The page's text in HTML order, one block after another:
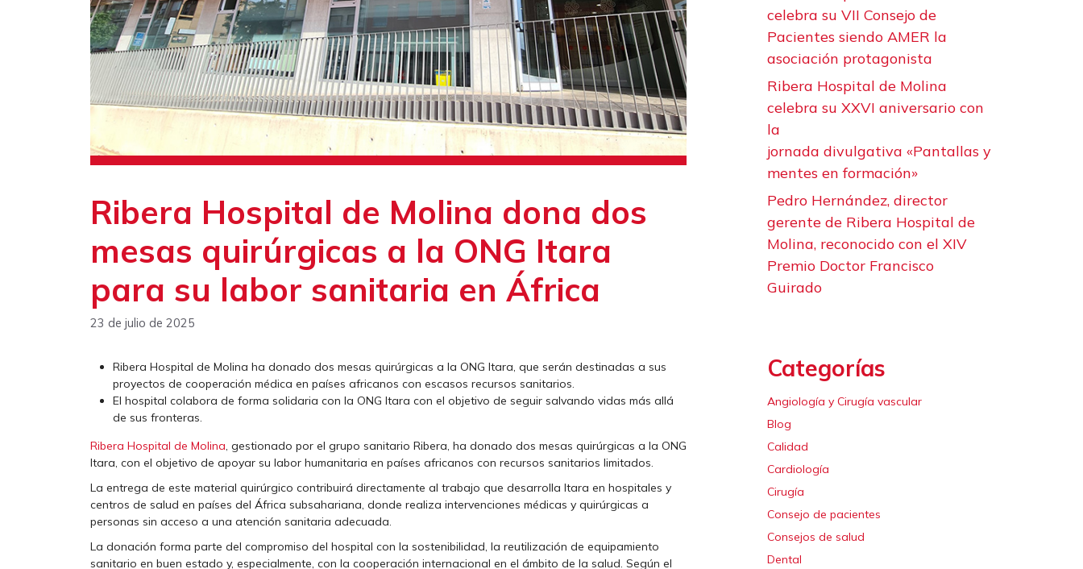
Ribera Hospital de Molina dona dos
mesas quirúrgicas a la ONG Itara
para su labor sanitaria en África
23 de julio de 2025
Ribera Hospital de Molina ha donado dos mesas quirúrgicas a la ONG Itara, que serán destinadas a sus
proyectos de cooperación médica en países africanos con escasos recursos sanitarios.
El hospital colabora de forma solidaria con la ONG Itara con el objetivo de seguir salvando vidas más allá
de sus fronteras.
Ribera Hospital de Molina, gestionado por el grupo sanitario Ribera, ha donado dos mesas quirúrgicas a la ONG
Itara, con el objetivo de apoyar su labor humanitaria en países africanos con recursos sanitarios limitados.
La entrega de este material quirúrgico contribuirá directamente al trabajo que desarrolla Itara en hospitales y
centros de salud en países del África subsahariana, donde realiza intervenciones médicas y quirúrgicas a
personas sin acceso a una atención sanitaria adecuada.
La donación forma parte del compromiso del hospital con la sostenibilidad, la reutilización de equipamiento
sanitario en buen estado y, especialmente, con la cooperación internacional en el ámbito de la salud. Según el
celebra su VII Consejo de
Pacientes siendo AMER la
asociación protagonista
Ribera Hospital de Molina
celebra su XXVI aniversario con
la
jornada divulgativa «Pantallas y
mentes en formación»
Pedro Hernández, director
gerente de Ribera Hospital de
Molina, reconocido con el XIV
Premio Doctor Francisco
Guirado
Categorías
Angiología y Cirugía vascular
Blog
Calidad
Cardiología
Cirugía
Consejo de pacientes
Consejos de salud
Dental